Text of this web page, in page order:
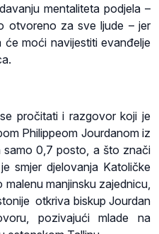
mentaliteta podjela –
otvoreno za sve ljude – jer
moći navijestiti evanđelje
pročitati i razgovor koji je
Philippeom Jourdanom iz
samo 0,7 posto, a što znači
smjer djelovanja Katoličke
manjinsku zajednicu,
otkriva biskup Jourdan
pozivajući mlade na